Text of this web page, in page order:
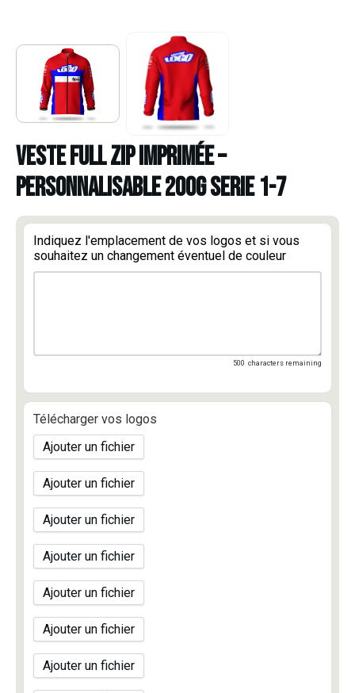
VESTE FULL ZIP IMPRIMÉE –
PERSONNALISABLE 200G SERIE 1-7
Indiquez l'emplacement de vos logos et si vous
souhaitez un changement éventuel de couleur
500 characters remaining
Télécharger vos logos
Ajouter un fichier
Ajouter un fichier
Ajouter un fichier
Ajouter un fichier
Ajouter un fichier
Ajouter un fichier
Ajouter un fichier